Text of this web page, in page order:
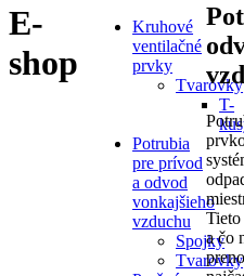
E-
shop
Kruhové
ventilačné
prvky
Tvarovky
T-
Potrubia
pre prívod
a odvod
vonkajšieho
vzduchu
Spojky
Tvarovky
a čo